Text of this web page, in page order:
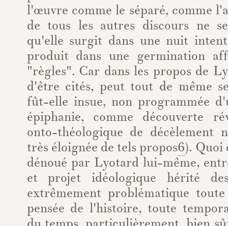
l'œuvre comme le séparé, comme
de tous les autres discours ne
qu'elle surgit dans une nuit
produit dans une germination
"règles". Car dans les propos de
d'être cités, peut tout de même
fût-elle insue, non programmée
épiphanie, comme découverte
onto-théologique de décèlement
très éloignée de tels propos6). Quoi
dénoué par Lyotard lui-même,
et projet idéologique hérité
extrêmement problématique
pensée de l'histoire, toute